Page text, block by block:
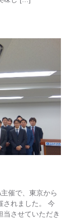
催で、東京から
されました。 今
当させていただき